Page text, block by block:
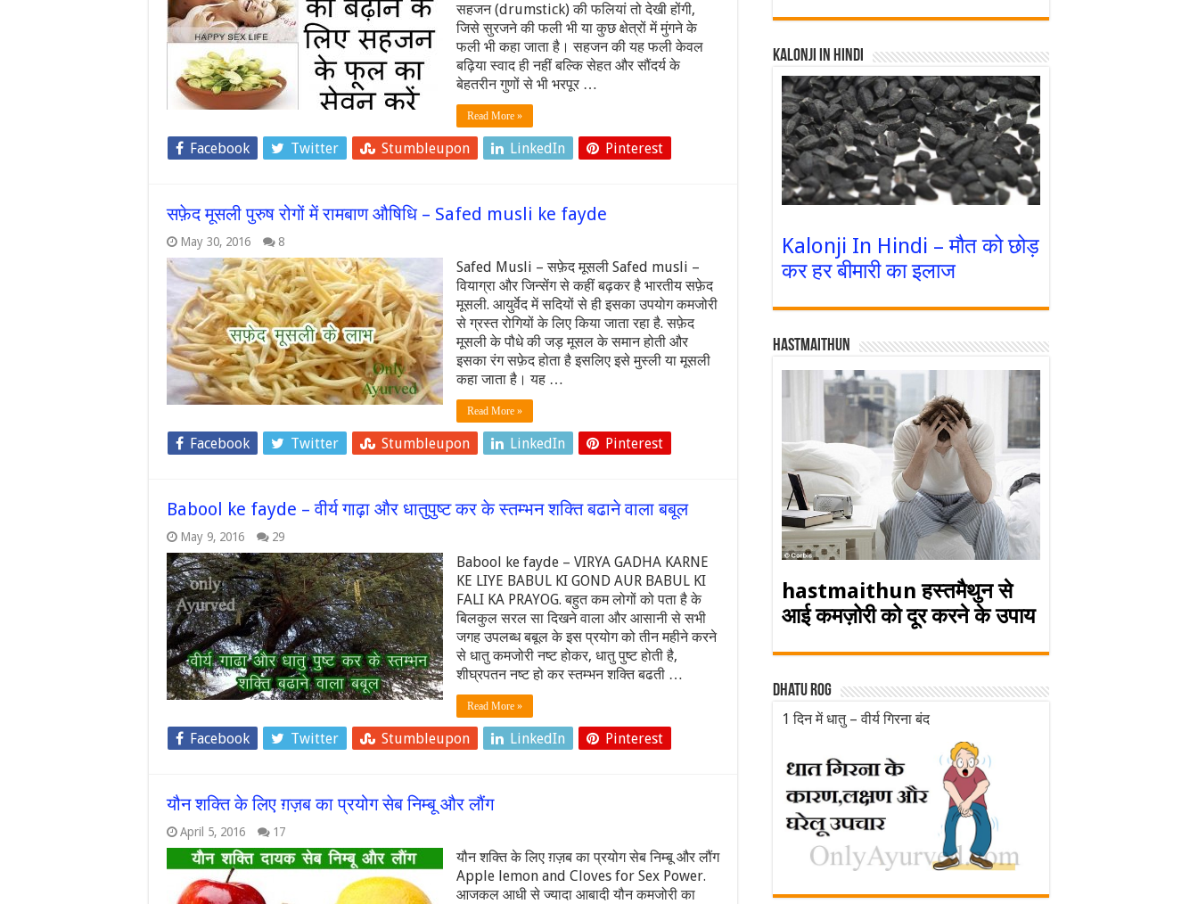
सहजन (drumstick) की फलियां तो देखी होंगी,
जिसे सुरजने की फली भी या कुछ क्षेत्रों में मुंगने के
फली भी कहा जाता है। सहजन की यह फली केवल
बढ़ि‍या स्वाद ही नहीं बल्कि सेहत और सौंदर्य के
बेहतरीन गुणों से भी भरपूर …
Read More »
Facebook Twitter Stumbleupon LinkedIn Pinterest
सफ़ेद मूसली पुरुष रोगों में रामबाण औषिधि – Safed musli ke fayde
May 30, 2016 8
Safed Musli – सफ़ेद मूसली Safed musli –
वियाग्रा और जिन्सेंग से कहीं बढ़कर है भारतीय सफ़ेद
मूसली. आयुर्वेद में सदियों से ही इसका उपयोग कमजोरी
से ग्रस्त रोगियों के लिए किया जाता रहा है. सफ़ेद
मूसली के पौधे की जड़ मूसल के समान होती और
इसका रंग सफ़ेद होता है इसलिए इसे मुस्ली या मूसली
कहा जाता है। यह …
Read More »
Facebook Twitter Stumbleupon LinkedIn Pinterest
Babool ke fayde – वीर्य गाढ़ा और धातुपुष्ट कर के स्तम्भन शक्ति बढाने वाला बबूल
May 9, 2016 29
Babool ke fayde – VIRYA GADHA KARNE
KE LIYE BABUL KI GOND AUR BABUL KI
FALI KA PRAYOG. बहुत कम लोगों को पता है के
बिलकुल सरल सा दिखने वाला और आसानी से सभी
जगह उपलब्ध बबूल के इस प्रयोग को तीन महीने करने
से धातु कमजोरी नष्ट होकर, धातु पुष्ट होती है,
शीघ्रपतन नष्ट हो कर स्तम्भन शक्ति बढती …
Read More »
Facebook Twitter Stumbleupon LinkedIn Pinterest
यौन शक्ति के लिए ग़ज़ब का प्रयोग सेब निम्बू और लौंग
April 5, 2016 17
यौन शक्ति के लिए ग़ज़ब का प्रयोग सेब निम्बू और लौंग
Apple lemon and Cloves for Sex Power.
आजकल आधी से ज्यादा आबादी यौन कमजोरी का
Kalonji In Hindi
Kalonji In Hindi – मौत को छोड़
कर हर बीमारी का इलाज
Hastmaithun
hastmaithun हस्तमैथुन से
आई कमज़ोरी को दूर करने के उपाय
Dhatu rog
1 दिन में धातु – वीर्य गिरना बंद